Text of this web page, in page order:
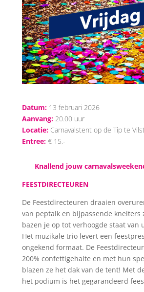
Datum:13 februari 2026
Aanvang:20.00 uur
Locatie:Carnavalstent op de Tip te
Entree:€ 15,-
Knallend jouw
FEESTDIRECTEUREN
De Feestdirecteuren draaien
van peptalk en bijpassende kneiters
bazen je op tot verhoogde staat van
Het muzikale trio levert een
ongekend formaat. De
200% confettigehalte en met hun
blazen ze het dak van de tent! Met
het podium is het gegarandeerd